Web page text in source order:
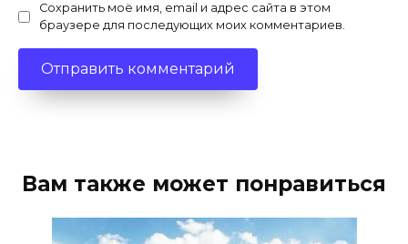
Сохранить моё имя, email и адрес сайта в этом
браузере для последующих моих комментариев.
Вам также может понравиться